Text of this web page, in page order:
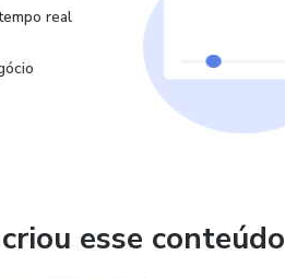
real
esse conteúdo